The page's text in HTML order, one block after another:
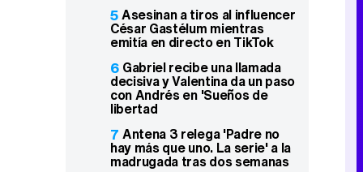
5Asesinan a tiros al influencer
César Gastélum mientras
emitía en directo en TikTok
6 Gabriel recibe una llamada
decisiva y Valentina da un paso
con Andrés en 'Sueños de
libertad
7 Antena 3 relega 'Padre no
hay más que uno. La serie' a la
madrugada tras dos semanas